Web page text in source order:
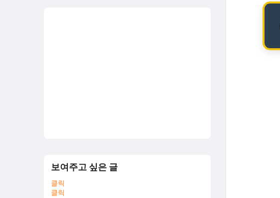
보여주고 싶은 글
클릭
클릭